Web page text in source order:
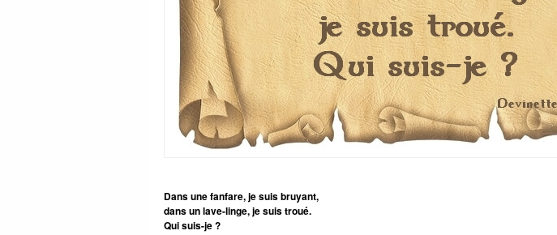
Dans une fanfare,je suis bruyant,
dans un lave-linge,je suis troué.
Qui suis-je ?